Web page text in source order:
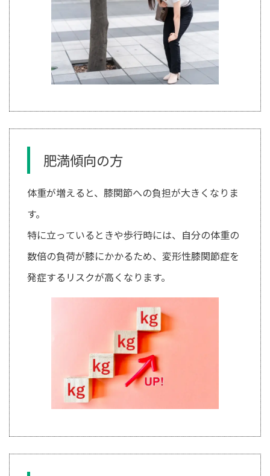
肥満傾向の方
体重が増えると、膝関節への負担が大きくなりま
す。
特に立っているときや歩行時には、自分の体重の
数倍の負荷が膝にかかるため、変形性膝関節症を
発症するリスクが高くなります。